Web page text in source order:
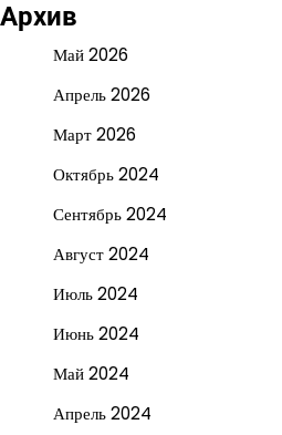
Архив
Май 2026
Апрель 2026
Март 2026
Октябрь 2024
Сентябрь 2024
Август 2024
Июль 2024
Июнь 2024
Май 2024
Апрель 2024